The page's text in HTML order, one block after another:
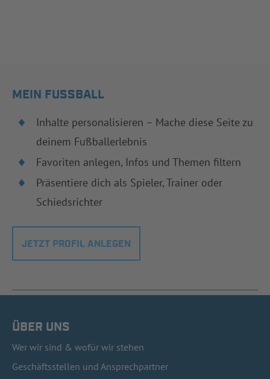
MEIN FUSSBALL
Inhalte personalisieren – Mache diese Seite zu
deinem Fußballerlebnis
Favoriten anlegen, Infos und Themen filtern
Präsentiere dich als Spieler, Trainer oder
Schiedsrichter
JETZT PROFIL ANLEGEN
ÜBER UNS
Wer wir sind & wofür wir stehen
Geschäftsstellen und Ansprechpartner